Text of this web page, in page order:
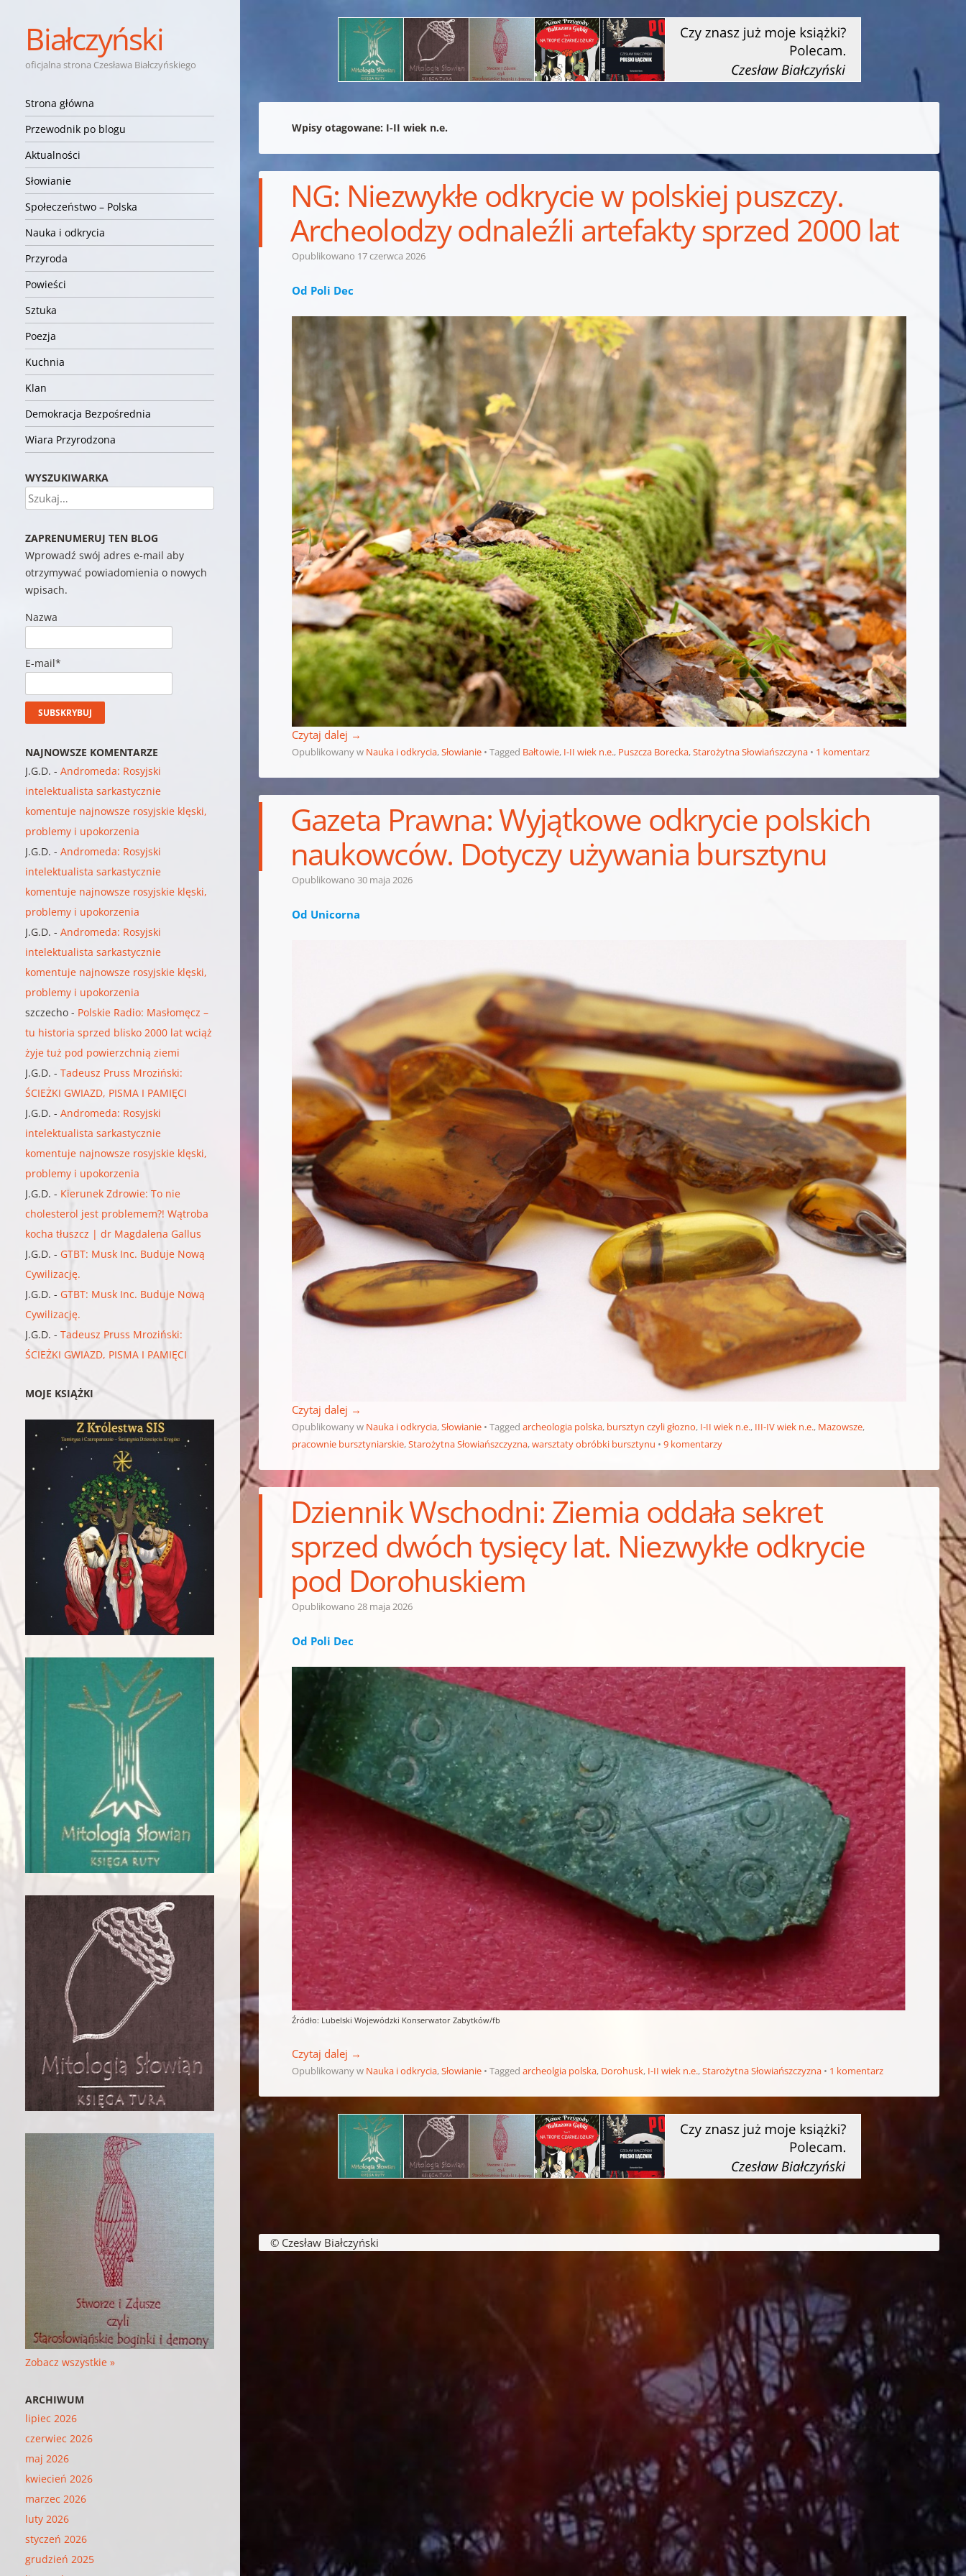
Białczyński
oficjalna strona Czesława Białczyńskiego
Nawigacja
Przejdź do treści
Strona główna
Przewodnik po blogu
Aktualności
Słowianie
Społeczeństwo – Polska
Nauka i odkrycia
Przyroda
Powieści
Sztuka
Poezja
Kuchnia
Klan
Demokracja Bezpośrednia
Wiara Przyrodzona
Wpisy otagowane: I-II wiek n.e.
NG: Niezwykłe odkrycie w polskiej puszczy.
Archeolodzy odnaleźli artefakty sprzed 2000 lat
Opublikowano 17 czerwca 2026
Od Poli Dec
Czytaj dalej →
Opublikowany w Nauka i odkrycia,Słowianie Tagged Bałtowie, I-II wiek n.e., Puszcza Borecka,Starożytna Słowiańszczyna 1 komentarz
Gazeta Prawna: Wyjątkowe odkrycie polskich
naukowców. Dotyczy używania bursztynu
Opublikowano30 maja 2026
Od Unicorna
Czytaj dalej →
Opublikowany w Nauka i odkrycia,Słowianie Taggedarcheologia polska, bursztyn czyli głozno, I-II wiek n.e., III-IV wiek n.e., Mazowsze,
pracownie bursztyniarskie,Starożytna Słowiańszczyzna,warsztaty obróbki bursztynu 9 komentarzy
Dziennik Wschodni: Ziemia oddała sekret
sprzed dwóch tysięcy lat. Niezwykłe odkrycie
pod Dorohuskiem
Opublikowano28 maja 2026
Od Poli Dec
Źródło: Lubelski Wojewódzki Konserwator Zabytków/fb
Czytaj dalej →
Opublikowany w Nauka i odkrycia,Słowianie Taggedarcheolgia polska, Dorohusk, I-II wiek n.e.,Starożytna Słowiańszczyzna 1 komentarz
WYSZUKIWARKA
Szukaj
ZAPRENUMERUJ TEN BLOG
Wprowadź swój adres e-mail aby
otrzymywać powiadomienia o nowych
wpisach.
Nazwa
E-mail*
NAJNOWSZE KOMENTARZE
J.G.D. -Andromeda: Rosyjski
intelektualista sarkastycznie
komentuje najnowsze rosyjskie klęski,
problemy i upokorzenia
J.G.D. -Andromeda: Rosyjski
intelektualista sarkastycznie
komentuje najnowsze rosyjskie klęski,
problemy i upokorzenia
J.G.D. -Andromeda: Rosyjski
intelektualista sarkastycznie
komentuje najnowsze rosyjskie klęski,
problemy i upokorzenia
szczecho - Polskie Radio: Masłomęcz –
tu historia sprzed blisko 2000 lat wciąż
żyje tuż pod powierzchnią ziemi
J.G.D. -Tadeusz Pruss Mroziński:
ŚCIEŻKI GWIAZD, PISMA I PAMIĘCI
J.G.D. -Andromeda: Rosyjski
intelektualista sarkastycznie
komentuje najnowsze rosyjskie klęski,
problemy i upokorzenia
J.G.D. - Kierunek Zdrowie: To nie
cholesterol jest problemem?! Wątroba
kocha tłuszcz | dr Magdalena Gallus
J.G.D. - GTBT: Musk Inc. Buduje Nową
Cywilizację.
J.G.D. - GTBT: Musk Inc. Buduje Nową
Cywilizację.
J.G.D. -Tadeusz Pruss Mroziński:
ŚCIEŻKI GWIAZD, PISMA I PAMIĘCI
MOJE KSIĄŻKI
Zobacz wszystkie »
ARCHIWUM
lipiec 2026
czerwiec 2026
maj 2026
kwiecień 2026
marzec 2026
luty 2026
styczeń 2026
grudzień 2025
© Czesław Białczyński